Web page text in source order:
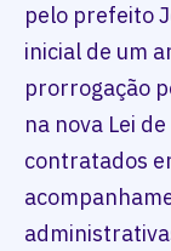
pelo prefeito
inicial de um
prorrogação
na nova Lei
contratados